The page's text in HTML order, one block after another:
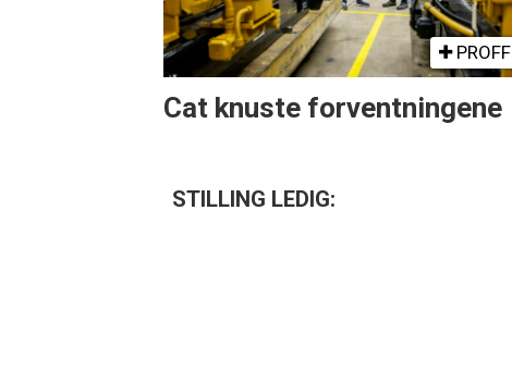
PROFF
Cat knuste forventningene
STILLING LEDIG: